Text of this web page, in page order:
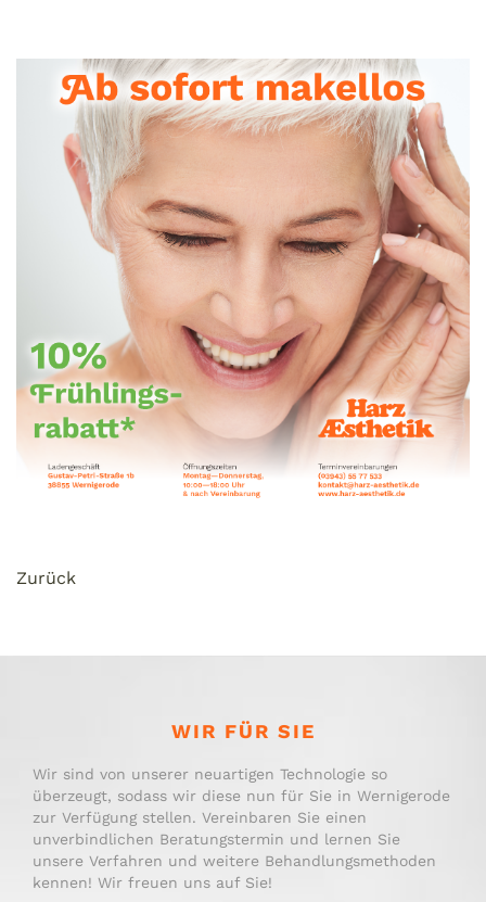
Zurück
WIR FÜR SIE
Wir sind von unserer neuartigen Technologie so
überzeugt, sodass wir diese nun für Sie in Wernigerode
zur Verfügung stellen. Vereinbaren Sie einen
unverbindlichen Beratungstermin und lernen Sie
unsere Verfahren und weitere Behandlungsmethoden
kennen! Wir freuen uns auf Sie!